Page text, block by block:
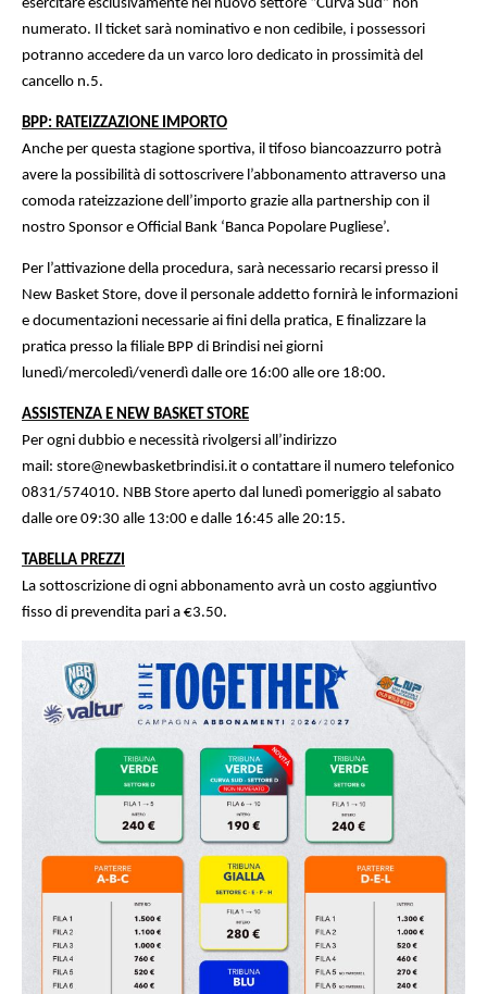
esercitare esclusivamente nel nuovo settore “Curva Sud” non
numerato. Il ticket sarà nominativo e non cedibile, i possessori
potranno accedere da un varco loro dedicato in prossimità del
cancello n.5.
BPP: RATEIZZAZIONE IMPORTO
Anche per questa stagione sportiva, il tifoso biancoazzurro potrà
avere la possibilità di sottoscrivere l’abbonamento attraverso una
comoda rateizzazione dell’importo grazie alla partnership con il
nostro Sponsor e Official Bank ‘Banca Popolare Pugliese’.
Per l’attivazione della procedura, sarà necessario recarsi presso il
New Basket Store, dove il personale addetto fornirà le informazioni
e documentazioni necessarie ai fini della pratica, E finalizzare la
pratica presso la filiale BPP di Brindisi nei giorni
lunedì/mercoledì/venerdì dalle ore 16:00 alle ore 18:00.
ASSISTENZA E NEW BASKET STORE
Per ogni dubbio e necessità rivolgersi all’indirizzo
mail: store@newbasketbrindisi.it o contattare il numero telefonico
0831/574010. NBB Store aperto dal lunedì pomeriggio al sabato
dalle ore 09:30 alle 13:00 e dalle 16:45 alle 20:15.
TABELLA PREZZI
La sottoscrizione di ogni abbonamento avrà un costo aggiuntivo
fisso di prevendita pari a €3.50.